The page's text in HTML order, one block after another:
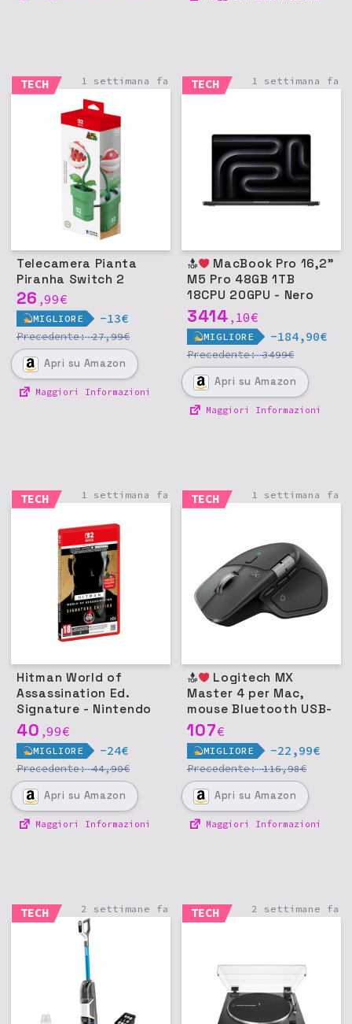
TECH 1 settimana fa
Telecamera Pianta
Piranha Switch 2
26 ,99€
MIGLIORE -13€
Precedente:27,99€
Apri su Amazon
Maggiori Informazioni
TECH 1 settimana fa
M5 Pro 48GB 1TB
18CPU 20GPU - Nero
siderale
3414 , 10€
MIGLIORE -184,90€
Precedente:3499€
Apri su Amazon
Maggiori Informazioni
TECH 1 settimana fa
Hitman World of
Assassination Ed.
Signature - Nintendo
Switch 2
40 ,99€
MIGLIORE -24€
Precedente:44,90€
Apri su Amazon
Maggiori Informazioni
TECH 1 settimana fa
Master 4 per Mac,
mouse Bluetooth USB-
C - Nero siderale
107€
MIGLIORE -22,99€
Precedente:116,98€
Apri su Amazon
Maggiori Informazioni
TECH 2 settimane fa TECH 2 settimane fa